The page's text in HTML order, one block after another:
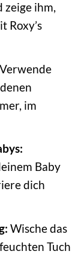
zeige ihm,
Roxy’s
Verwende
im
Baby
dich
Wische das
Tuch